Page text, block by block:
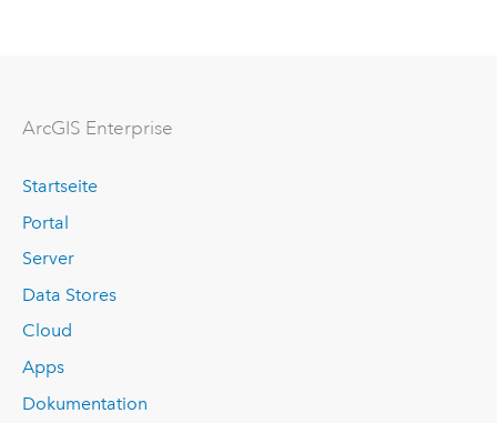
ArcGIS Enterprise
Startseite
Portal
Server
Data Stores
Cloud
Apps
Dokumentation